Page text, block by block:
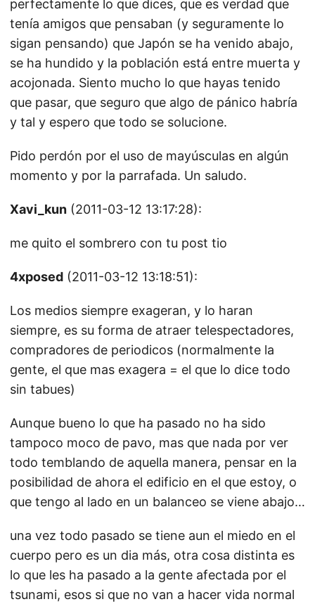
perfectamente lo que dices, que es verdad que
tenía amigos que pensaban (y seguramente lo
sigan pensando) que Japón se ha venido abajo,
se ha hundido y la población está entre muerta y
acojonada. Siento mucho lo que hayas tenido
que pasar, que seguro que algo de pánico habría
y tal y espero que todo se solucione.
Pido perdón por el uso de mayúsculas en algún
momento y por la parrafada. Un saludo.
Xavi_kun (2011-03-12 13:17:28):
me quito el sombrero con tu post tio
4xposed (2011-03-12 13:18:51):
Los medios siempre exageran, y lo haran
siempre, es su forma de atraer telespectadores,
compradores de periodicos (normalmente la
gente, el que mas exagera = el que lo dice todo
sin tabues)
Aunque bueno lo que ha pasado no ha sido
tampoco moco de pavo, mas que nada por ver
todo temblando de aquella manera, pensar en la
posibilidad de ahora el edificio en el que estoy, o
que tengo al lado en un balanceo se viene abajo…
una vez todo pasado se tiene aun el miedo en el
cuerpo pero es un dia más, otra cosa distinta es
lo que les ha pasado a la gente afectada por el
tsunami, esos si que no van a hacer vida normal